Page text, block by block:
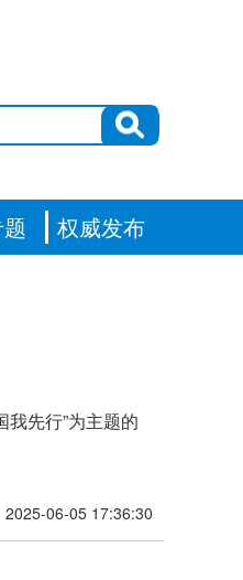
权威发布
先行”为主题的
2025-06-05 17:36:30